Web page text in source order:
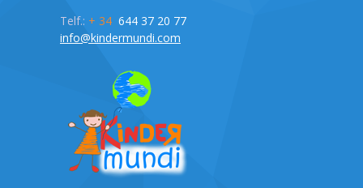
Telf.: + 34 644 37 20 77
info@kindermundi.com